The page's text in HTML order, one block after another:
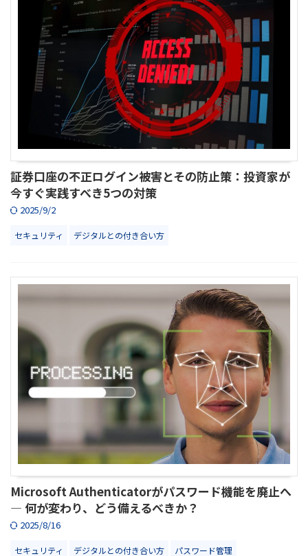
証券口座の不正ログイン被害とその防止策：投資家が
今すぐ実践すべき5つの対策
2025/9/2
セキュリティ デジタルとの付き合い方
Microsoft Authenticatorがパスワード機能を廃止へ
― 何が変わり、どう備えるべきか？
2025/8/16
セキュリティ デジタルとの付き合い方 パスワード管理